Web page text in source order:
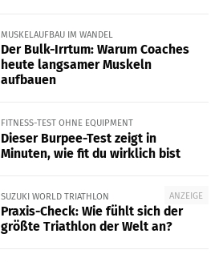
MUSKELAUFBAU IM WANDEL
Der Bulk-Irrtum: Warum Coaches
heute langsamer Muskeln
aufbauen
FITNESS-TEST OHNE EQUIPMENT
Dieser Burpee-Test zeigt in
Minuten, wie fit du wirklich bist
ANZEIGE
SUZUKI WORLD TRIATHLON
Praxis-Check: Wie fühlt sich der
größte Triathlon der Welt an?